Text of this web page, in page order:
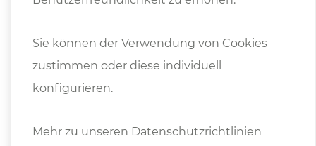
Pro­dukt­vi­deo
Sie können der Verwendung von Cookies
zustimmen oder diese individuell
konfigurieren.
Mehr zu unseren Datenschutzrichtlinien